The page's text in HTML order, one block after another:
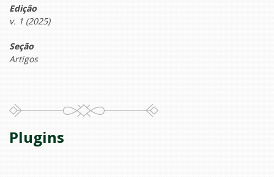
Edição
v. 1 (2025)
Seção
Artigos
Plugins